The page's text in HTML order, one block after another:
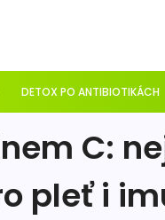
DETOX PO ANTIBIOTIKÁCH
C:
pleť i